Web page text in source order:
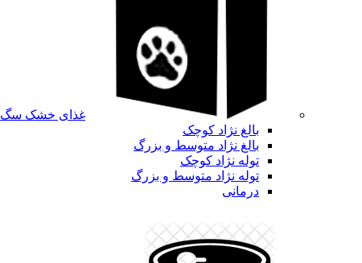
غذای خشک سگ
بالغ نژاد کوچک
بالغ نژاد متوسط و بزرگ
توله نژاد کوچک
توله نژاد متوسط و بزرگ
درمانی